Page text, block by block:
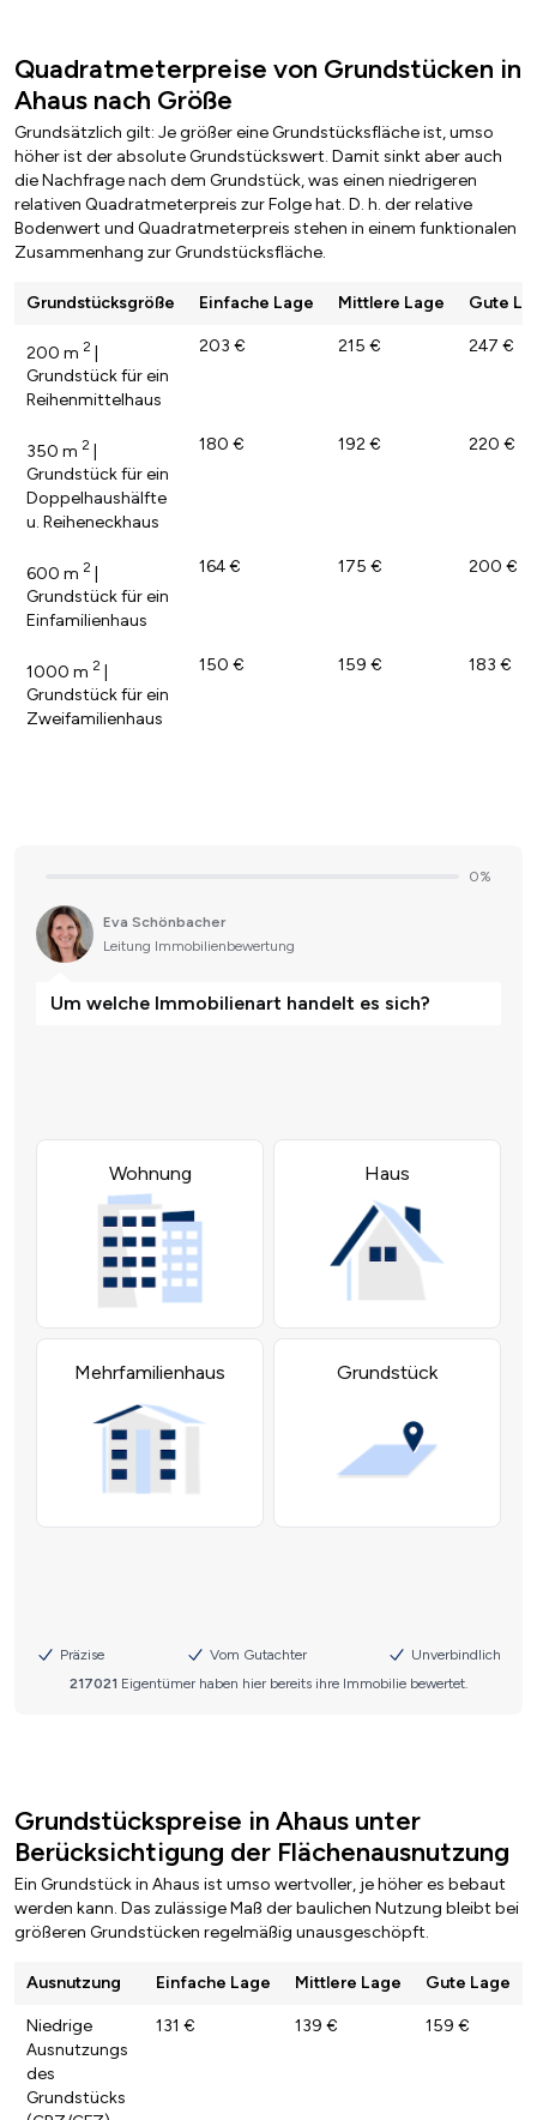
Quadratmeterpreise von Grundstücken in
Ahaus nach Größe
Grundsätzlich gilt: Je größer eine Grundstücksfläche ist, umso
höher ist der absolute Grundstückswert. Damit sinkt aber auch
die Nachfrage nach dem Grundstück, was einen niedrigeren
relativen Quadratmeterpreis zur Folge hat. D. h. der relative
Bodenwert und Quadratmeterpreis stehen in einem funktionalen
Zusammenhang zur Grundstücksfläche.
Grundstücksgröße Einfache Lage Mittlere Lage Gute
200 m 2 |
Grundstück für ein
Reihenmittelhaus
203 € 215 € 247 €
350 m 2 |
Grundstück für ein
Doppelhaushälfte
u. Reiheneckhaus
180 € 192 € 220 €
600 m 2 |
Grundstück für ein
Einfamilienhaus
164 € 175 € 200 €
1000 m 2 |
Grundstück für ein
Zweifamilienhaus
150 € 159 € 183 €
Grundstückspreise in Ahaus unter
Berücksichtigung der Flächenausnutzung
Ein Grundstück in Ahaus ist umso wertvoller, je höher es bebaut
werden kann. Das zulässige Maß der baulichen Nutzung bleibt bei
größeren Grundstücken regelmäßig unausgeschöpft.
Ausnutzung Einfache Lage Mittlere Lage Gute Lage
Niedrige
Ausnutzungs
des
Grundstücks
131 € 139 € 159 €